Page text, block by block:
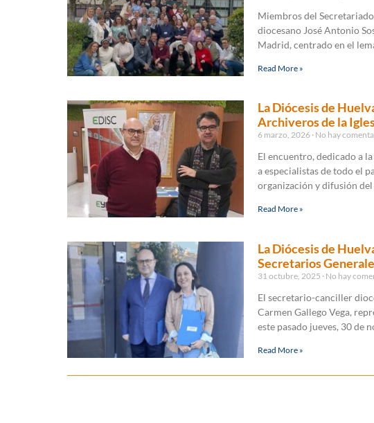
Miembros del
diocesano José Antonio
Madrid, centrado en el
Read More »
La Diócesis de
Archiveros de la
6 marzo, 2026 No hay
El encuentro, dedicado a
a especialistas de todo el
organización y difusión
Read More »
La Diócesis de
Secretarios
31 octubre, 2025 No hay
El secretario-canciller
Carmen Gallego Vega,
este pasado jueves, 30 de
Read More »